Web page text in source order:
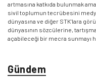
artmasına katkıda bulunmak
sivil toplumun tecrübesini
dünyasına ve diğer STK’lara
dünyasının sözcülerine,
açabileceği bir mecra sunmayı
Gündem